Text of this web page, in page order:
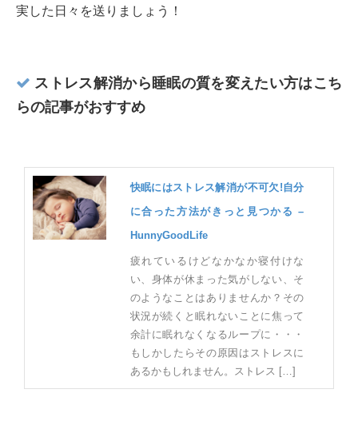
実した日々を送りましょう！
ストレス解消から睡眠の質を変えたい方はこち
らの記事がおすすめ
快眠にはストレス解消が不可欠!自分
に合った方法がきっと見つかる –
HunnyGoodLife
疲れているけどなかなか寝付けな
い、身体が休まった気がしない、そ
のようなことはありませんか？その
状況が続くと眠れないことに焦って
余計に眠れなくなるループに・・・
もしかしたらその原因はストレスに
あるかもしれません。ストレス […]